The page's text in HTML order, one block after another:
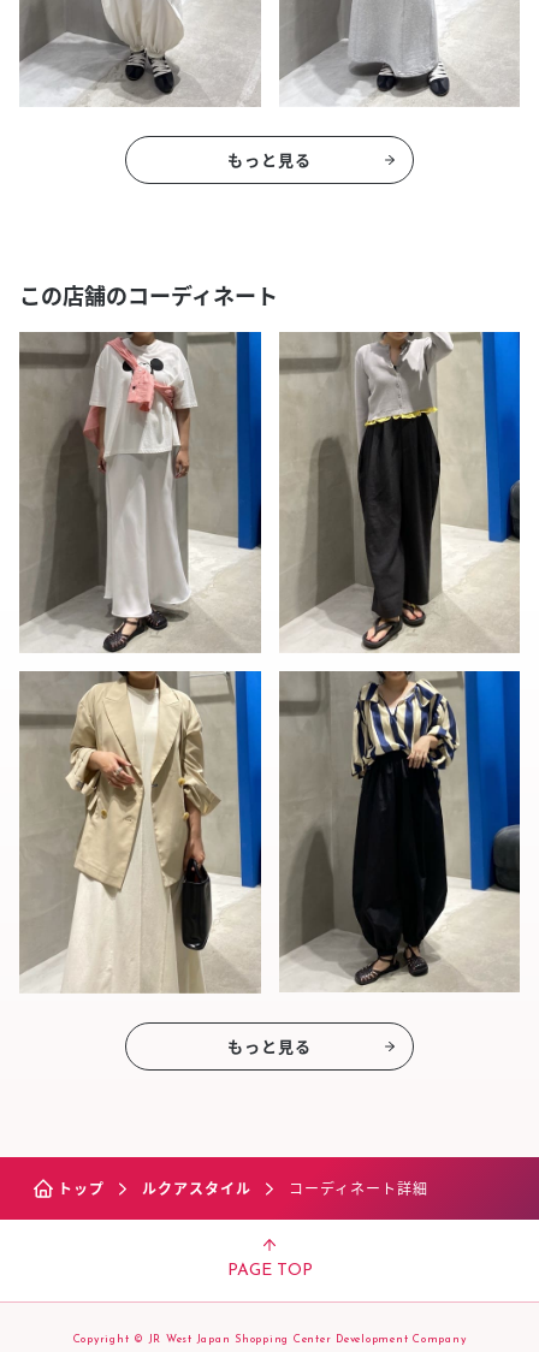
もっと見る
この店舗のコーディネート
もっと見る
トップ ルクアスタイル コーディネート詳細
PAGE TOP
Copyright © JR West Japan Shopping Center Development Company